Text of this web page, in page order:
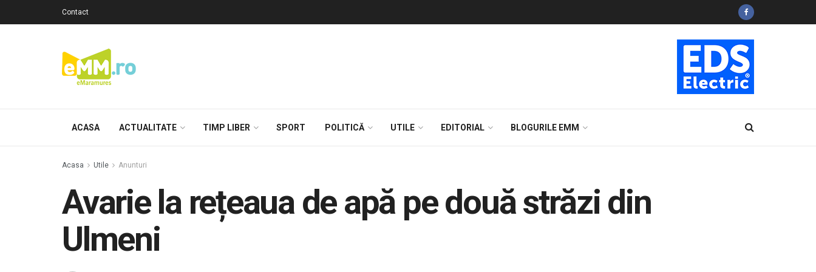
Contact
ACASA ACTUALITATE TIMP LIBER SPORT POLITICĂ UTILE EDITORIAL BLOGURILE EMM
Acasa Utile Anunturi
Avarie la rețeaua de apă pe două străzi din
Ulmeni